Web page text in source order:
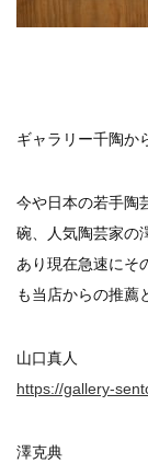
ギャラリー千陶か
今や日本の若手陶
碗、人気陶芸家の
あり現在急速にそ
も当店からの推薦
山口真人
https://gallery-
澤克典